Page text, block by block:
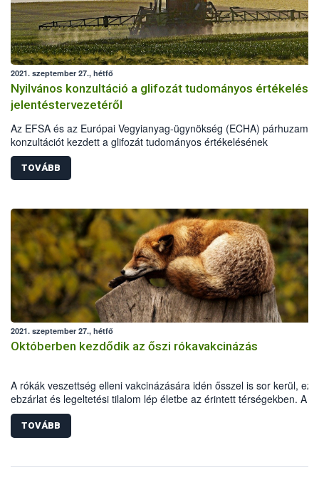
2021. szeptember 27., hétfő
Nyilvános konzultáció a glifozát tudományos
jelentéstervezetéről
Az EFSA és az Európai Vegyianyag-ügynökség (ECHA) párhuzamos
konzultációt kezdett a glifozát tudományos értékelésének
jelentéstervezetéről. A konzultációk 60 napig tartanak.
TOVÁBB
2021. szeptember 27., hétfő
Októberben kezdődik az őszi rókavakcinázás
A rókák veszettség elleni vakcinázására idén ősszel is sor kerül,
ebzárlat és legeltetési tilalom lép életbe az érintett térségekben. A
repülőgépes vakcinázás 2021. október 2-16. között zajlik hazánk
keleti megyéiben.
TOVÁBB